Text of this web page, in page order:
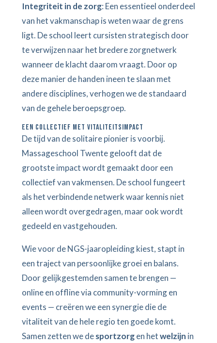
Integriteit in de zorg: Een essentieel onderdeel
van het vakmanschap is weten waar de grens
ligt. De school leert cursisten strategisch door
te verwijzen naar het bredere zorgnetwerk
wanneer de klacht daarom vraagt. Door op
deze manier de handen ineen te slaan met
andere disciplines, verhogen we de standaard
van de gehele beroepsgroep.
EEN COLLECTIEF MET VITALITEITSIMPACT
De tijd van de solitaire pionier is voorbij.
Massageschool Twente gelooft dat de
grootste impact wordt gemaakt door een
collectief van vakmensen. De school fungeert
als het verbindende netwerk waar kennis niet
alleen wordt overgedragen, maar ook wordt
gedeeld en vastgehouden.
Wie voor de NGS-jaaropleiding kiest, stapt in
een traject van persoonlijke groei en balans.
Door gelijkgestemden samen te brengen —
online en offline via community-vorming en
events — creëren we een synergie die de
vitaliteit van de hele regio ten goede komt.
Samen zetten we desportzorgen hetwelzijn in